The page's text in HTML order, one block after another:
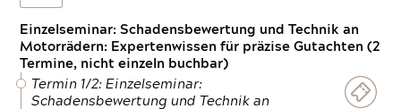
Einzelseminar: Schadensbewertung und Technik an
Motorrädern: Expertenwissen für präzise Gutachten (2
Termine, nicht einzeln buchbar)
Termin 1/2: Einzelseminar:
Schadensbewertung und Technik an